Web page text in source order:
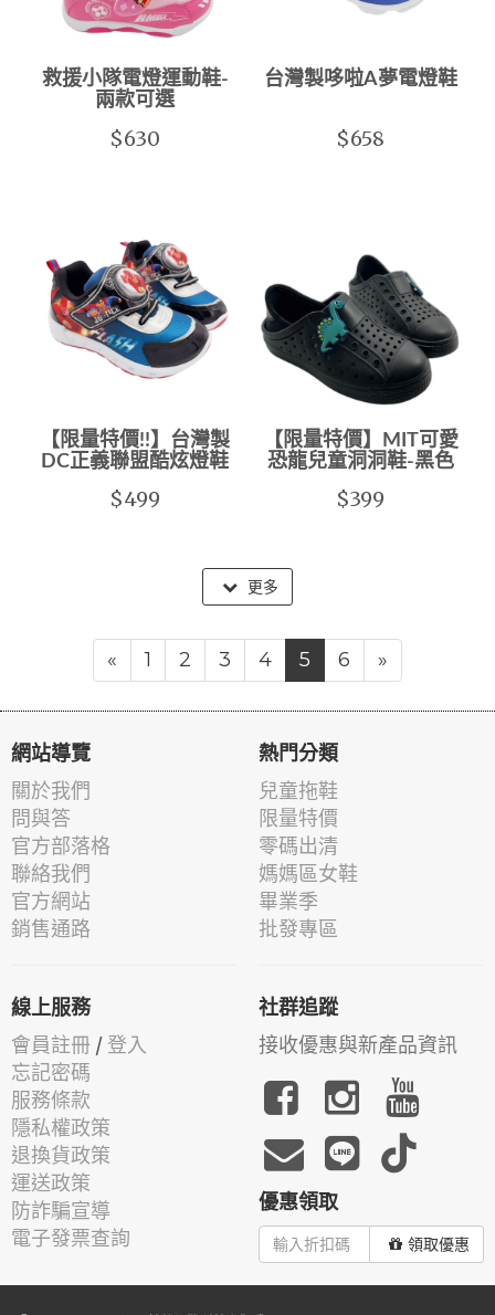
救援小隊電燈運動鞋-
兩款可選
$630
台灣製哆啦A夢電燈鞋
$658
【限量特價!!】台灣製
DC正義聯盟酷炫燈鞋
$499
【限量特價】MIT可愛
恐龍兒童洞洞鞋-黑色
$399
更多
« 1 2 3 4 5 6 »
網站導覽
關於我們
問與答
官方部落格
聯絡我們
官方網站
銷售通路
熱門分類
兒童拖鞋
限量特價
零碼出清
媽媽區女鞋
畢業季
批發專區
線上服務
會員註冊 / 登入
忘記密碼
服務條款
隱私權政策
退換貨政策
運送政策
防詐騙宣導
電子發票查詢
社群追蹤
接收優惠與新產品資訊
優惠領取
領取優惠